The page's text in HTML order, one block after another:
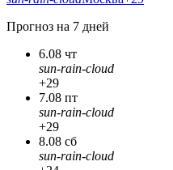
Прогноз на 7 дней
6.08 чт
sun-rain-cloud
+29
7.08 пт
sun-rain-cloud
+29
8.08 сб
sun-rain-cloud